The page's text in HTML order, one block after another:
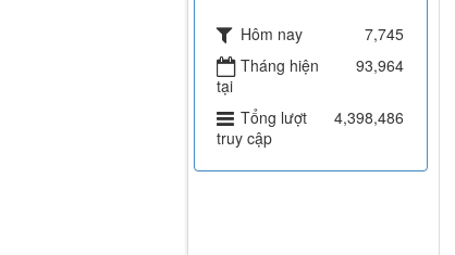
Hôm nay
7,745
Tháng hiện
tại
93,964
Tổng lượt
truy cập
4,398,486